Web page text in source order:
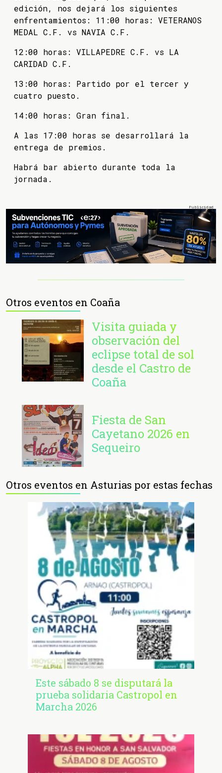
edición, nos dejará los siguientes
enfrentamientos: 11:00 horas: VETERANOS
MEDAL C.F. vs NAVIA C.F.
12:00 horas: VILLAPEDRE C.F. vs LA
CARIDAD C.F.
13:00 horas: Partido por el tercer y
cuatro puesto.
14:00 horas: Gran final.
A las 17:00 horas se desarrollará la
entrega de premios.
Habrá bar abierto durante toda la
jornada.
Otros eventos en Coaña
Visita guiada y
observación del
eclipse total de sol
desde el Castro de
Coaña
Fiesta de San
Cayetano 2026 en
Sequeiro
Otros eventos en Asturias por estas fechas
Este sábado 8 se disputará la
prueba solidaria Castropol en
Marcha 2026